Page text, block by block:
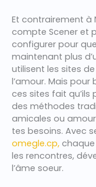
Et contrairement à
compte Scener et
configurer pour
maintenant plus
utilisent les sites
l’amour. Mais
ces sites fait
des méthodes
amicales ou
tes besoins. Avec
omegle.cp,
les rencontres,
l’âme soeur.